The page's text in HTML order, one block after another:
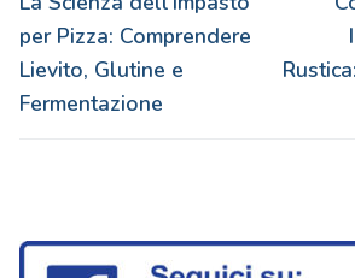
precedente:
per Pizza: Comprendere
Lievito, Glutine e
Fermentazione